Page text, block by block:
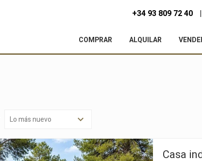
+34 93 809 72 40
COMPRAR ALQUILAR
Casa